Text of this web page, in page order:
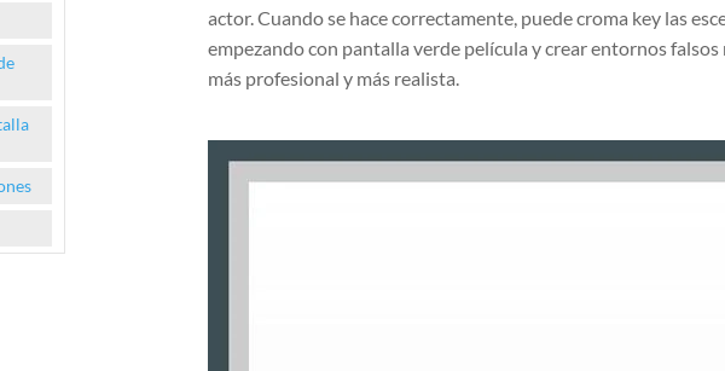
actor. Cuando se hace correctamente, puede croma key las
empezando con pantalla verde película y crear entornos
más profesional y más realista.